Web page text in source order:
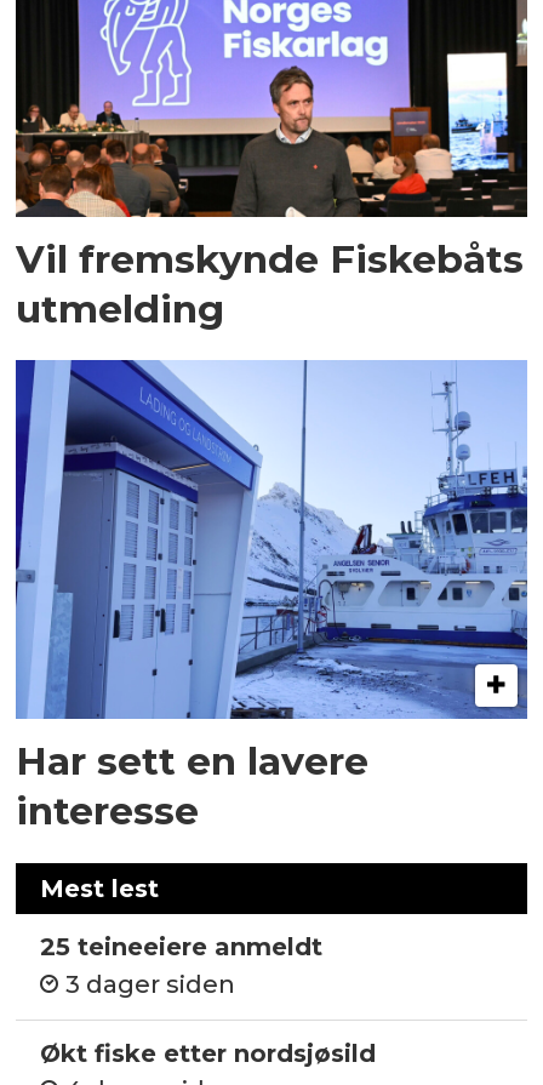
Vil fremskynde Fiskebåts
utmelding
Har sett en lavere
interesse
Mest lest
25 teineeiere anmeldt
3 dager siden
Økt fiske etter nordsjøsild